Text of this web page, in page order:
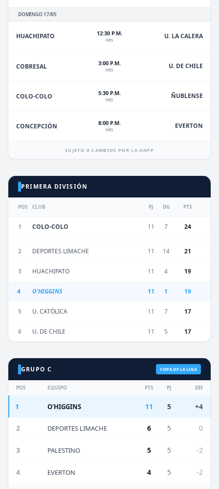
DOMINGO 17/05
HUACHIPATO 12:30 P.M.
HRS U. LA CALERA
COBRESAL 3:00 P.M.
HRS U. DE CHILE
COLO-COLO 5:30 P.M.
HRS ÑUBLENSE
CONCEPCIÓN 8:00 P.M.
HRS EVERTON
SUJETO A CAMBIOS POR LA ANFP
PRIMERA DIVISIÓN
POS CLUB PJ DG PTS
1 COLO-COLO 11 7 24
2 DEPORTES LIMACHE 11 14 21
3 HUACHIPATO 11 4 19
4 O'HIGGINS 11 1 19
5 U. CATÓLICA 11 7 17
6 U. DE CHILE 11 5 17
GRUPO C COPA DE LA LIGA
POS EQUIPO PTS PJ DIF
1 O'HIGGINS 11 5 +4
2 DEPORTES LIMACHE 6 5 0
3 PALESTINO 5 5 -2
4 EVERTON 4 5 -2